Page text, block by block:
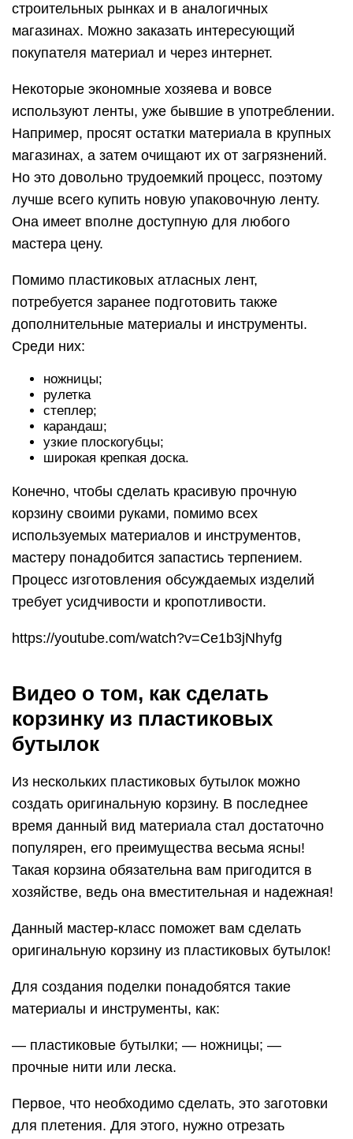
строительных рынках и в аналогичных
магазинах. Можно заказать интересующий
покупателя материал и через интернет.
Некоторые экономные хозяева и вовсе
используют ленты, уже бывшие в употреблении.
Например, просят остатки материала в крупных
магазинах, а затем очищают их от загрязнений.
Но это довольно трудоемкий процесс, поэтому
лучше всего купить новую упаковочную ленту.
Она имеет вполне доступную для любого
мастера цену.
Помимо пластиковых атласных лент,
потребуется заранее подготовить также
дополнительные материалы и инструменты.
Среди них:
ножницы;
рулетка
степлер;
карандаш;
узкие плоскогубцы;
широкая крепкая доска.
Конечно, чтобы сделать красивую прочную
корзину своими руками, помимо всех
используемых материалов и инструментов,
мастеру понадобится запастись терпением.
Процесс изготовления обсуждаемых изделий
требует усидчивости и кропотливости.
https://youtube.com/watch?v=Ce1b3jNhyfg
Видео о том, как сделать
корзинку из пластиковых
бутылок
Из нескольких пластиковых бутылок можно
создать оригинальную корзину. В последнее
время данный вид материала стал достаточно
популярен, его преимущества весьма ясны!
Такая корзина обязательна вам пригодится в
хозяйстве, ведь она вместительная и надежная!
Данный мастер-класс поможет вам сделать
оригинальную корзину из пластиковых бутылок!
Для создания поделки понадобятся такие
материалы и инструменты, как:
— пластиковые бутылки; — ножницы; —
прочные нити или леска.
Первое, что необходимо сделать, это заготовки
для плетения. Для этого, нужно отрезать